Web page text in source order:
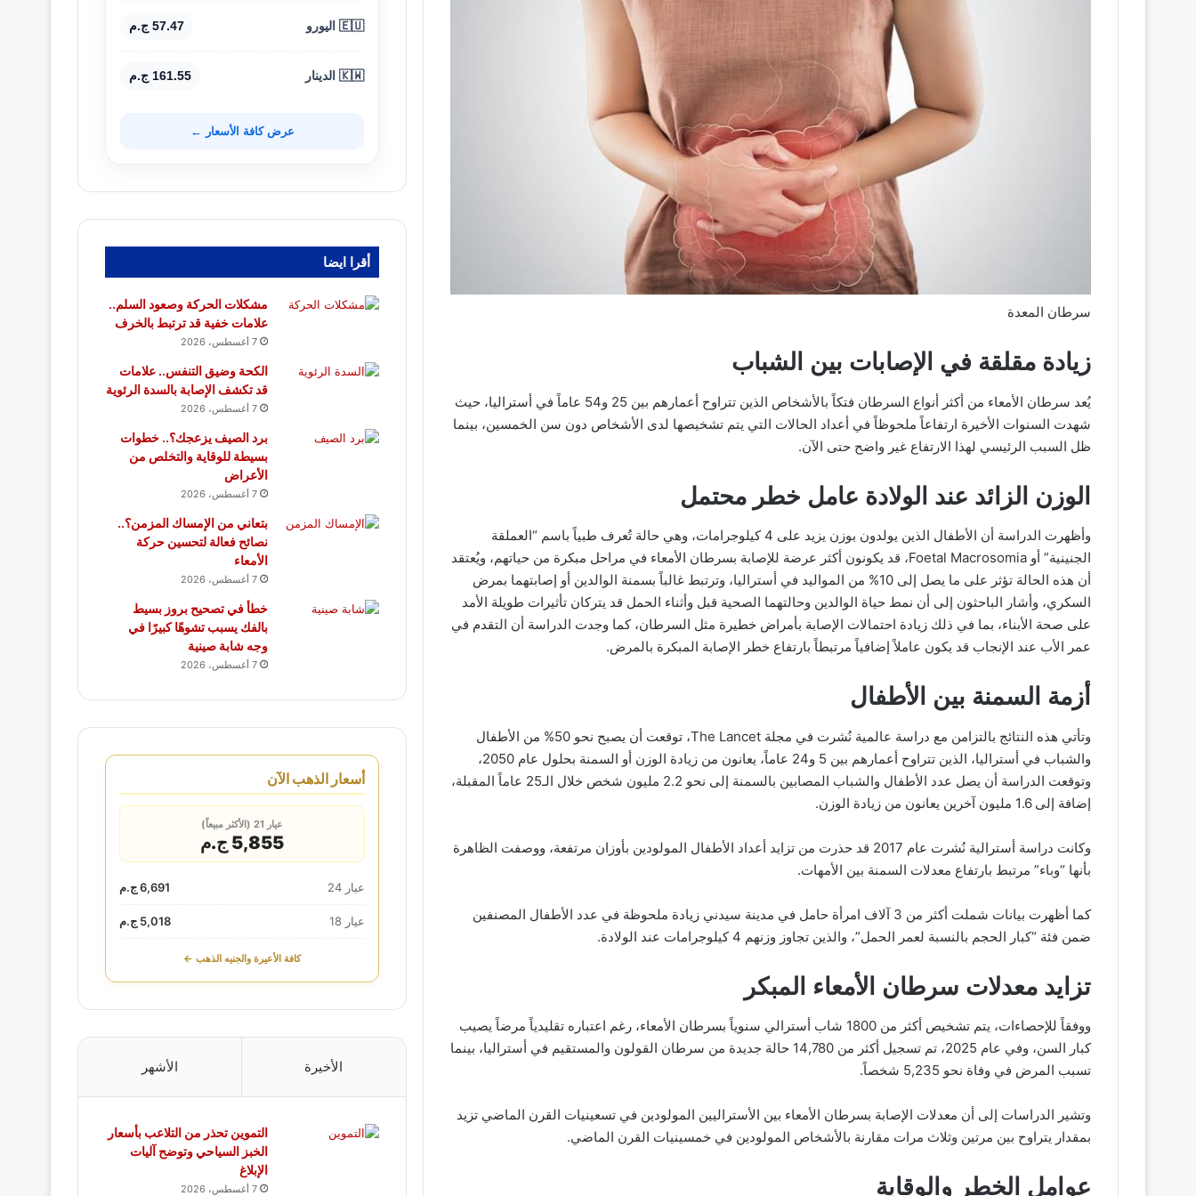
سرطان المعدة
زيادة مقلقة في الإصابات بين الشباب
يُعد سرطان الأمعاء من أكثر أنواع السرطان فتكاً بالأشخاص الذين تتراوح أعمارهم بين 25 و54 عاماً في أستراليا، حيث
شهدت السنوات الأخيرة ارتفاعاً ملحوظاً في أعداد الحالات التي يتم تشخيصها لدى الأشخاص دون سن الخمسين، بينما
ظل السبب الرئيسي لهذا الارتفاع غير واضح حتى الآن.
الوزن الزائد عند الولادة عامل خطر محتمل
وأظهرت الدراسة أن الأطفال الذين يولدون بوزن يزيد على 4 كيلوجرامات، وهي حالة تُعرف طبياً باسم “العملقة
الجنينية” أو Foetal Macrosomia، قد يكونون أكثر عرضة للإصابة بسرطان الأمعاء في مراحل مبكرة من حياتهم، ويُعتقد
أن هذه الحالة تؤثر على ما يصل إلى 10% من المواليد في أستراليا، وترتبط غالباً بسمنة الوالدين أو إصابتهما بمرض
السكري، وأشار الباحثون إلى أن نمط حياة الوالدين وحالتهما الصحية قبل وأثناء الحمل قد يتركان تأثيرات طويلة الأمد
على صحة الأبناء، بما في ذلك زيادة احتمالات الإصابة بأمراض خطيرة مثل السرطان، كما وجدت الدراسة أن التقدم في
عمر الأب عند الإنجاب قد يكون عاملاً إضافياً مرتبطاً بارتفاع خطر الإصابة المبكرة بالمرض.
أزمة السمنة بين الأطفال
وتأتي هذه النتائج بالتزامن مع دراسة عالمية نُشرت في مجلة The Lancet، توقعت أن يصبح نحو 50% من الأطفال
والشباب في أستراليا، الذين تتراوح أعمارهم بين 5 و24 عاماً، يعانون من زيادة الوزن أو السمنة بحلول عام 2050،
وتوقعت الدراسة أن يصل عدد الأطفال والشباب المصابين بالسمنة إلى نحو 2.2 مليون شخص خلال الـ25 عاماً المقبلة،
إضافة إلى 1.6 مليون آخرين يعانون من زيادة الوزن.
وكانت دراسة أسترالية نُشرت عام 2017 قد حذرت من تزايد أعداد الأطفال المولودين بأوزان مرتفعة، ووصفت الظاهرة
بأنها “وباء” مرتبط بارتفاع معدلات السمنة بين الأمهات.
كما أظهرت بيانات شملت أكثر من 3 آلاف امرأة حامل في مدينة سيدني زيادة ملحوظة في عدد الأطفال المصنفين
ضمن فئة “كبار الحجم بالنسبة لعمر الحمل”، والذين تجاوز وزنهم 4 كيلوجرامات عند الولادة.
تزايد معدلات سرطان الأمعاء المبكر
ووفقاً للإحصاءات، يتم تشخيص أكثر من 1800 شاب أسترالي سنوياً بسرطان الأمعاء، رغم اعتباره تقليدياً مرضاً يصيب
كبار السن، وفي عام 2025، تم تسجيل أكثر من 14,780 حالة جديدة من سرطان القولون والمستقيم في أستراليا، بينما
تسبب المرض في وفاة نحو 5,235 شخصاً.
وتشير الدراسات إلى أن معدلات الإصابة بسرطان الأمعاء بين الأستراليين المولودين في تسعينيات القرن الماضي تزيد
بمقدار يتراوح بين مرتين وثلاث مرات مقارنة بالأشخاص المولودين في خمسينيات القرن الماضي.
عوامل الخطر والوقاية
🇪🇺 اليورو 57.47 ج.م
🇰🇼 الدينار 161.55 ج.م
عرض كافة الأسعار ←
أقرا ايضا
مشكلات الحركة وصعود السلم..
علامات خفية قد ترتبط بالخرف
7 أغسطس، 2026
الكحة وضيق التنفس.. علامات
قد تكشف الإصابة بالسدة الرئوية
7 أغسطس، 2026
برد الصيف يزعجك؟.. خطوات
بسيطة للوقاية والتخلص من
الأعراض
7 أغسطس، 2026
بتعاني من الإمساك المزمن؟..
نصائح فعالة لتحسين حركة
الأمعاء
7 أغسطس، 2026
خطأ في تصحيح بروز بسيط
بالفك يسبب تشوهًا كبيرًا في
وجه شابة صينية
7 أغسطس، 2026
أسعار الذهب الآن
عيار 21 (الأكثر مبيعاً)
5,855 ج.م
عيار 24 6,691 ج.م
عيار 18 5,018 ج.م
كافة الأعيرة والجنيه الذهب ←
الأخيرة الأشهر
التموين تحذر من التلاعب بأسعار
الخبز السياحي وتوضح آليات
الإبلاغ
7 أغسطس، 2026